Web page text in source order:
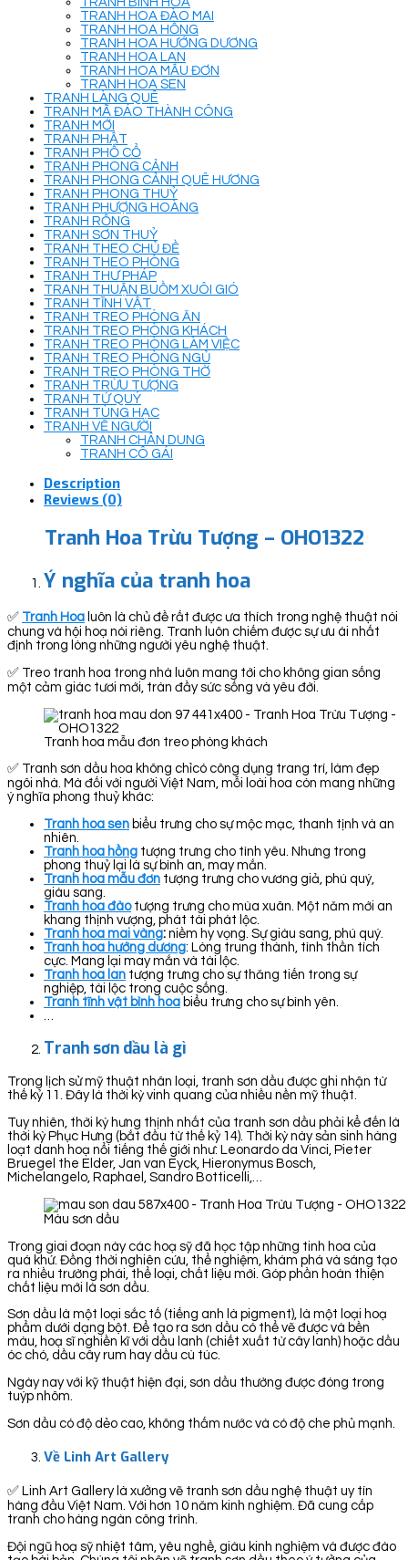
TRANH HOA ĐÀO MAI
TRANH HOA HỒNG
TRANH HOA HƯỚNG DƯƠNG
TRANH HOA LAN
TRANH HOA MẪU ĐƠN
TRANH HOA SEN
TRANH LÀNG QUÊ
TRANH MÃ ĐÁO THÀNH CÔNG
TRANH MỚI
TRANH PHẬT
TRANH PHỐ CỔ
TRANH PHONG CẢNH
TRANH PHONG CẢNH QUÊ HƯƠNG
TRANH PHONG THUỶ
TRANH PHƯỢNG HOÀNG
TRANH RỒNG
TRANH SƠN THUỶ
TRANH THEO CHỦ ĐỀ
TRANH THEO PHÒNG
TRANH THƯ PHÁP
TRANH THUẬN BUỒM XUÔI GIÓ
TRANH TĨNH VẬT
TRANH TREO PHÒNG ĂN
TRANH TREO PHÒNG KHÁCH
TRANH TREO PHÒNG LÀM VIỆC
TRANH TREO PHÒNG NGỦ
TRANH TREO PHÒNG THỜ
TRANH TRỪU TƯỢNG
TRANH TỨ QUÝ
TRANH TÙNG HẠC
TRANH VẼ NGƯỜI
TRANH CHÂN DUNG
TRANH CÔ GÁI
Description
Reviews (0)
Tranh Hoa Trừu Tượng – OHO1322
Ý nghĩa của tranh hoa
✅ Tranh Hoa luôn là chủ đề rất được ưa thích trong nghệ thuật nói
chung và hội hoạ nói riêng. Tranh luôn chiếm được sự ưu ái nhất
định trong lòng những người yêu nghệ thuật.
✅ Treo tranh hoa trong nhà luôn mang tới cho không gian sống
một cảm giác tươi mới, tràn đầy sức sống và yêu đời.
Tranh hoa mẫu đơn treo phòng khách
✅ Tranh sơn dầu hoa không chỉcó công dụng trang trí, làm đẹp
ngôi nhà. Mà đối với người Việt Nam, mỗi loài hoa còn mang những
ý nghĩa phong thuỷ khác:
Tranh hoa sen biểu trưng cho sự mộc mạc, thanh tịnh và an
nhiên.
Tranh hoa hồng tượng trưng cho tình yêu. Nhưng trong
phong thuỷ lại là sự bình an, may mắn.
Tranh hoa mẫu đơn tượng trưng cho vương giả, phú quý,
giàu sang.
Tranh hoa đàotượng trưng cho mùa xuân. Một năm mới an
khang thịnh vượng, phát tài phát lộc.
Tranh hoa mai vàng: niềm hy vọng. Sự giàu sang, phú quý.
Tranh hoa hướng dương: Lòng trung thành, tình thần tích
cực. Mang lại may mắn và tài lộc.
Tranh hoa lan tượng trưng cho sự thăng tiến trong sự
nghiệp, tài lộc trong cuộc sống.
Tranh tĩnh vật bình hoa biểu trưng cho sự bình yên.
…
Tranh sơn dầu là gì
Trong lịch sử mỹ thuật nhân loại, tranh sơn dầu được ghi nhận từ
thế kỷ 11. Đây là thời kỳ vinh quang của nhiều nền mỹ thuật.
Tuy nhiên, thời kỳ hưng thịnh nhất của tranh sơn dầu phải kể đến là
thời kỳ Phục Hưng (bắt đầu từ thế kỷ 14). Thời kỳ này sản sinh hàng
loạt danh hoạ nổi tiếng thế giới như: Leonardo da Vinci, Pieter
Bruegel the Elder, Jan van Eyck, Hieronymus Bosch,
Michelangelo, Raphael, Sandro Botticelli,…
Màu sơn dầu
Trong giai đoạn này các hoạ sỹ đã học tập những tinh hoa của
quá khứ. Đồng thời nghiên cứu, thể nghiệm, khám phá và sáng tạo
ra nhiều trường phái, thể loại, chất liệu mới. Góp phần hoàn thiện
chất liệu mới là sơn dầu.
Sơn dầu là một loại sắc tố (tiếng anh là pigment), là một loại hoạ
phẩm dưới dạng bột. Để tạo ra sơn dầu có thể vẽ được và bền
màu, hoạ sĩ nghiền kĩ với dầu lanh (chiết xuất từ cây lanh) hoặc dầu
óc chó, dầu cây rum hay dầu cù túc.
Ngày nay với kỹ thuật hiện đại, sơn dầu thường được đóng trong
tuýp nhôm.
Sơn dầu có độ dẻo cao, không thấm nước và có độ che phủ mạnh.
Về Linh Art Gallery
✅ Linh Art Gallery là xưởng vẽ tranh sơn dầu nghệ thuật uy tín
hàng đầu Việt Nam. Với hơn 10 năm kinh nghiệm. Đã cung cấp
tranh cho hàng ngàn công trình.
Đội ngũ hoạ sỹ nhiệt tâm, yêu nghề, giàu kinh nghiệm và được đào